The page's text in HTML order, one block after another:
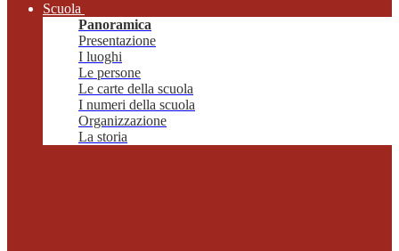
Scuola
Panoramica
Presentazione
I luoghi
Le persone
Le carte della scuola
I numeri della scuola
Organizzazione
La storia